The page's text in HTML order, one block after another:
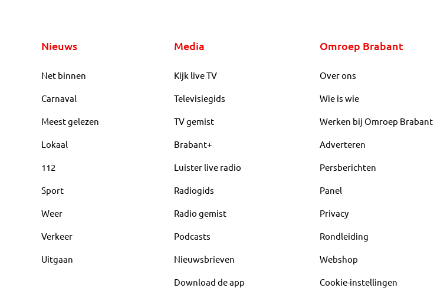
Nieuws
Net binnen
Carnaval
Meest gelezen
Lokaal
112
Sport
Weer
Verkeer
Uitgaan
Media
Kijk live TV
Televisiegids
TV gemist
Brabant+
Luister live radio
Radiogids
Radio gemist
Podcasts
Nieuwsbrieven
Download de app
Omroep Brabant
Over ons
Wie is wie
Werken bij Omroep Brabant
Adverteren
Persberichten
Panel
Privacy
Rondleiding
Webshop
Cookie-instellingen